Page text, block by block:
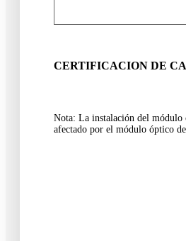
CERTIFICACION DE
Nota: La instalación del módulo
afectado por el módulo óptico